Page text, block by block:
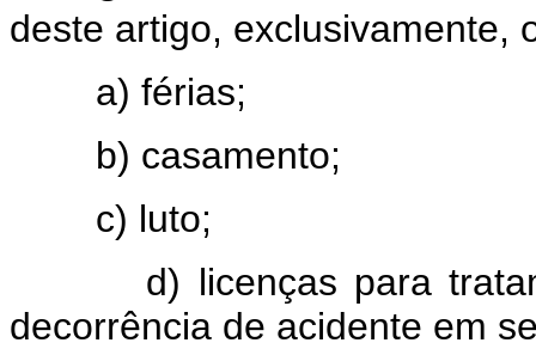
deste artigo, exclusivamente,
a) férias;
b) casamento;
c) luto;
d) licenças para
decorrência de acidente em